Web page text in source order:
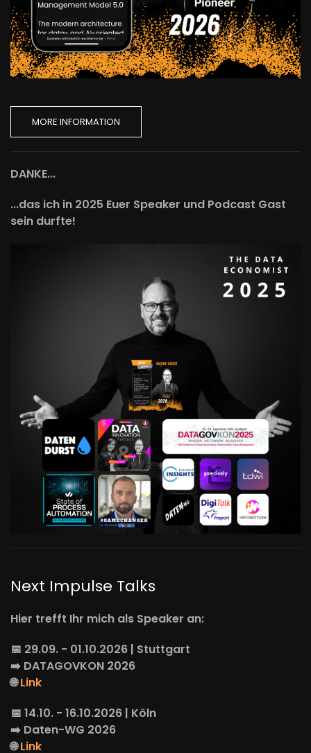
MORE INFORMATION
DANKE...
...das ich in 2025 Euer Speaker und Podcast Gast
sein durfte!
Next Impulse Talks
Hier trefft Ihr mich als Speaker an:
📅 29.09. - 01.10.2026 | Stuttgart
➡️ DATAGOVKON 2026
🌐Link
📅 14.10. - 16.10.2026 | Köln
➡️ Daten-WG 2026
🌐Link